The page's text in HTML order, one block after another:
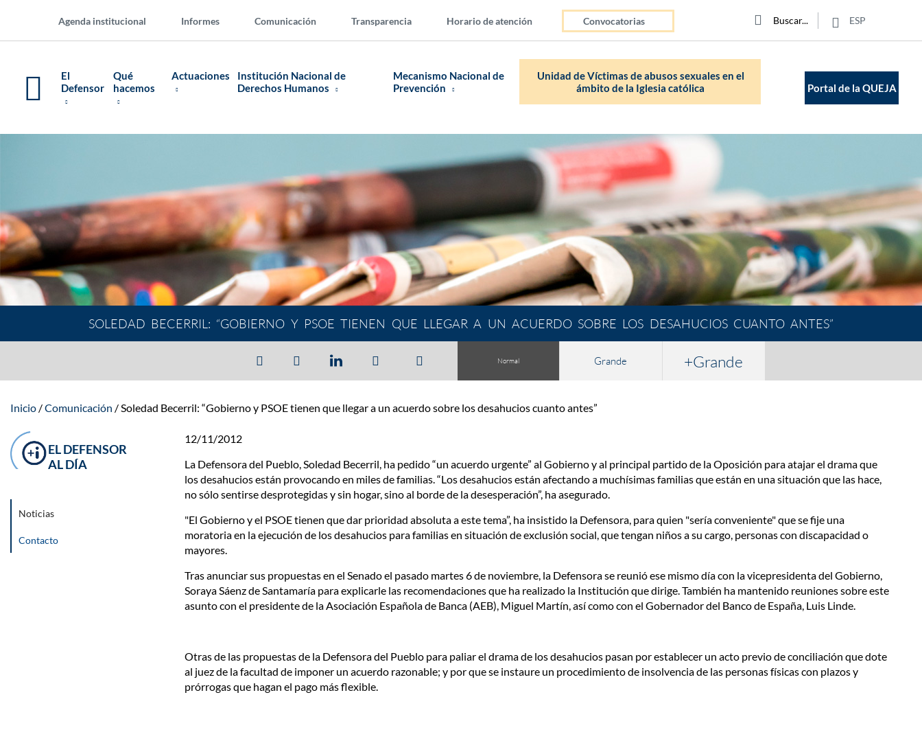
Agenda institucional Informes Comunicación Transparencia Horario de atención Convocatorias
Buscar
Click para buscar
Buscar ESP
El
Defensor
Qué
hacemos
Actuaciones
Institución Nacional de
Derechos Humanos
Mecanismo Nacional de
Prevención
Unidad de Víctimas de abusos sexuales en el
ámbito de la Iglesia católica
Portal de la QUEJA
SOLEDAD BECERRIL: “GOBIERNO Y PSOE TIENEN QUE LLEGAR A UN ACUERDO SOBRE LOS DESAHUCIOS CUANTO ANTES”
Normal Grande +Grande
Inicio Comunicación Soledad Becerril: “Gobierno y PSOE tienen que llegar a un acuerdo sobre los desahucios cuanto antes”
12/11/2012
La Defensora del Pueblo, Soledad Becerril, ha pedido “un acuerdo urgente” al Gobierno y al principal partido de la Oposición para atajar el drama que
los desahucios están provocando en miles de familias. “Los desahucios están afectando a muchísimas familias que están en una situación que las hace,
no sólo sentirse desprotegidas y sin hogar, sino al borde de la desesperación”, ha asegurado.
"El Gobierno y el PSOE tienen que dar prioridad absoluta a este tema”, ha insistido la Defensora, para quien "sería conveniente" que se fije una
moratoria en la ejecución de los desahucios para familias en situación de exclusión social, que tengan niños a su cargo, personas con discapacidad o
mayores.
Tras anunciar sus propuestas en el Senado el pasado martes 6 de noviembre, la Defensora se reunió ese mismo día con la vicepresidenta del Gobierno,
Soraya Sáenz de Santamaría para explicarle las recomendaciones que ha realizado la Institución que dirige. También ha mantenido reuniones sobre este
asunto con el presidente de la Asociación Española de Banca (AEB), Miguel Martín, así como con el Gobernador del Banco de España, Luis Linde.
Otras de las propuestas de la Defensora del Pueblo para paliar el drama de los desahucios pasan por establecer un acto previo de conciliación que dote
al juez de la facultad de imponer un acuerdo razonable; y por que se instaure un procedimiento de insolvencia de las personas físicas con plazos y
prórrogas que hagan el pago más flexible.
EL DEFENSOR
AL DÍA
Noticias
Contacto